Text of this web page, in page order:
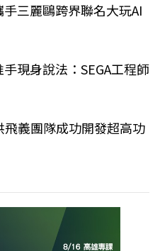
三麗鷗跨界聯名大玩AI
現身說法：SEGA工程師
義團隊成功開發超高功